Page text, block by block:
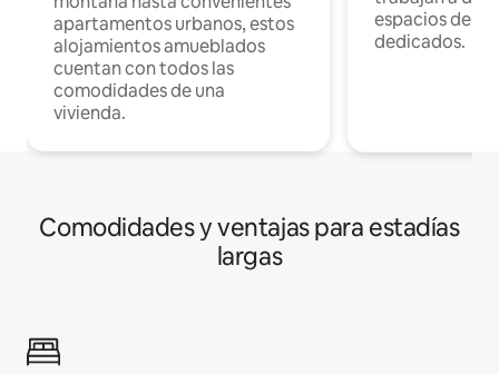
apartamentos urbanos, estos
alojamientos amueblados
cuentan con todos las
comodidades de una
vivienda.
espacios de
dedicados.
Comodidades y ventajas para estadías
largas